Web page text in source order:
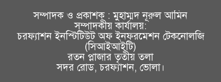
সম্পাদক ও প্রকাশক : মুহাম্মদ নূরুল আমিন
সম্পাদকীয় কার্যালয়:
চরফ্যাশন ইনস্টিটিউট অফ ইনফরমেশন টেকনোলজি
(সিআইআইটি)
রতন প্লাজার তৃতীয় তলা
সদর রোড, চরফ্যাশন, ভোলা।